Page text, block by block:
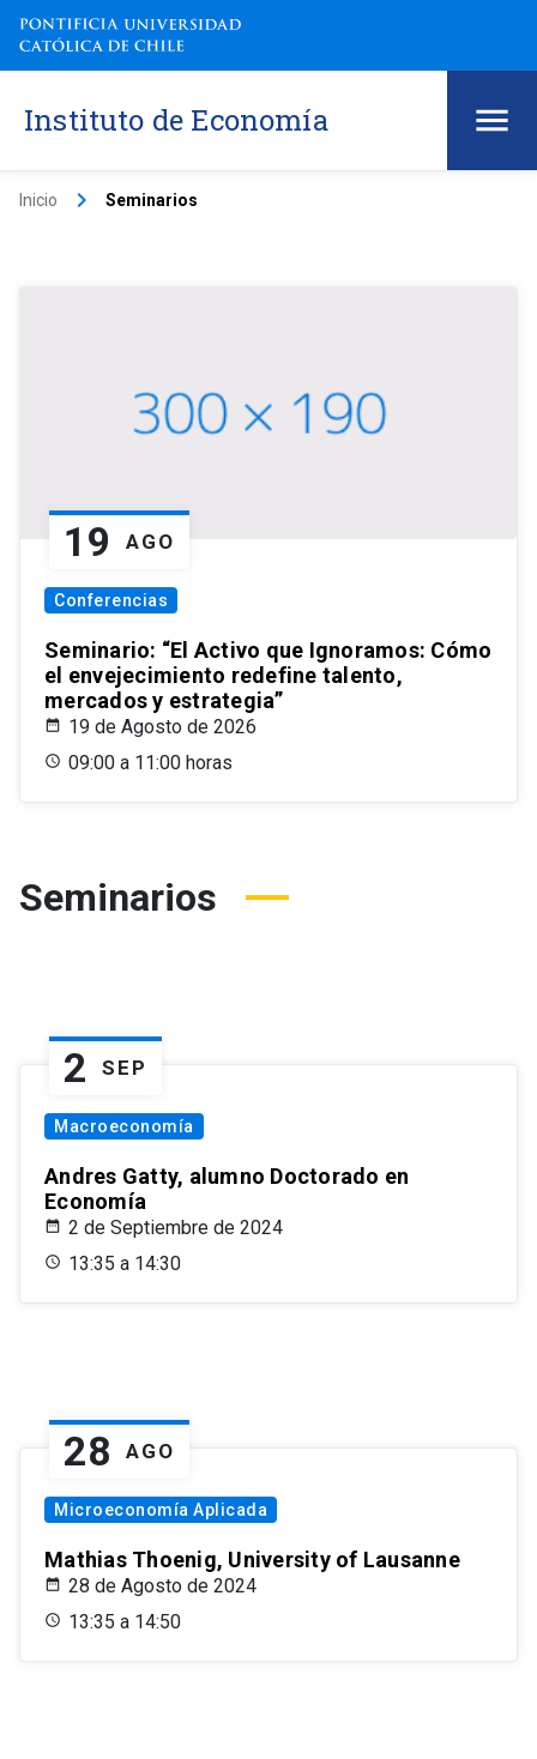
Instituto de Economía
Inicio keyboard_arrow_right Seminarios
19 AGO
Conferencias
Seminario: “El Activo que Ignoramos: Cómo
el envejecimiento redefine talento,
mercados y estrategia”
19 de Agosto de 2026
09:00 a 11:00 horas
Seminarios
2 SEP
Macroeconomía
Andres Gatty, alumno Doctorado en
Economía
2 de Septiembre de 2024
13:35 a 14:30
28 AGO
Microeconomía Aplicada
Mathias Thoenig, University of Lausanne
28 de Agosto de 2024
13:35 a 14:50